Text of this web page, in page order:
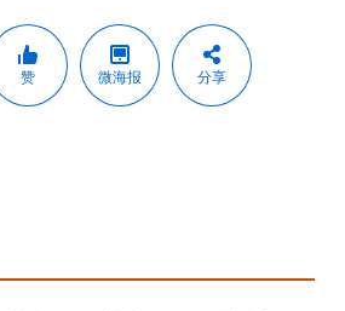
赞 微海报 分享